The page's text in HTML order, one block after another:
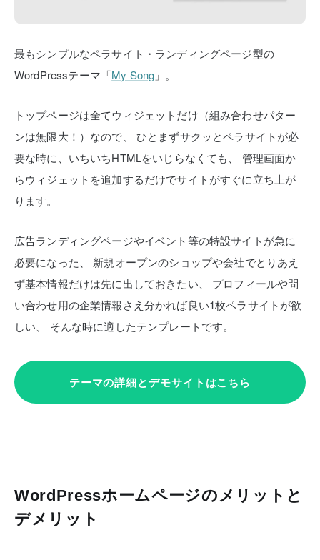
最もシンプルなペラサイト・ランディングページ型の
WordPressテーマ「My Song 」。
トップページは全てウィジェットだけ（組み合わせパター
ンは無限大！）なので、
ひとまずサクッとペラサイトが必
要な時に、いちいちHTMLをいじらなくても、
管理画面か
らウィジェットを追加するだけでサイトがすぐに立ち上が
ります。
広告ランディングページやイベント等の特設サイトが急に
必要になった、
新規オープンのショップや会社でとりあえ
ず基本情報だけは先に出しておきたい、
プロフィールや問
い合わせ用の企業情報さえ分かれば良い1枚ペラサイトが欲
しい、
そんな時に適したテンプレートです。
テーマの詳細とデモサイトはこちら
WordPressホームページのメリットと
デメリット